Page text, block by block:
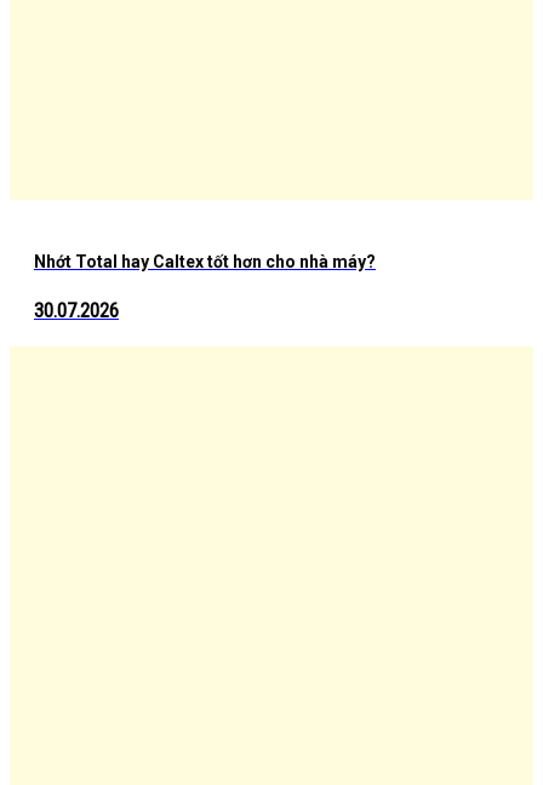
Nhớt Total hay Caltex tốt hơn cho nhà máy?
30.07.2026